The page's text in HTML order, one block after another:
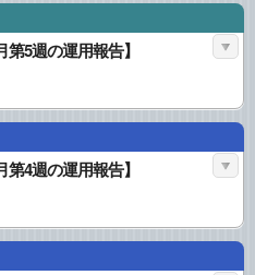
5週の運用報告】
4週の運用報告】